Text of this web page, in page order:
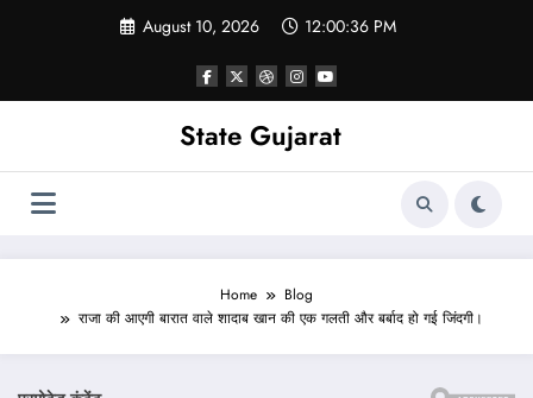
August 10, 2026 12:00:38 PM
State Gujarat
Home
Blog
राजा की आएगी बारात वाले शादाब खान की एक गलती और बर्बाद हो गई जिंदगी।